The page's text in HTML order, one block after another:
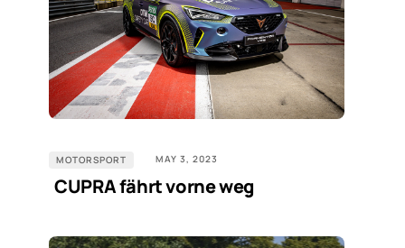
MOTORSPORT MAY 3, 2023
CUPRA fährt vorne weg